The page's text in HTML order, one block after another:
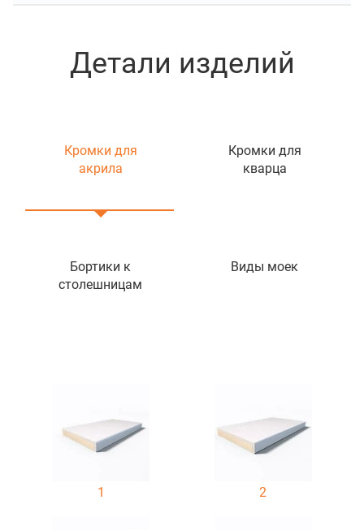
Детали изделий
Кромки для
акрила
Кромки для
кварца
Бортики к
столешницам
Виды моек
1 2